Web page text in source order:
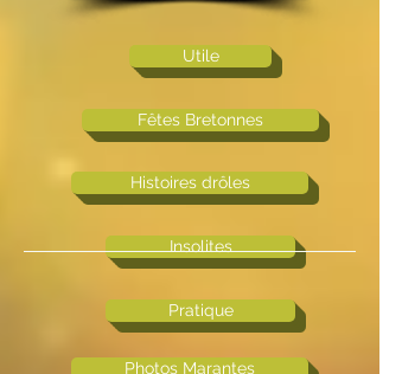
Utile
Fêtes Bretonnes
Histoires drôles
Insolites
Pratique
Photos Marantes